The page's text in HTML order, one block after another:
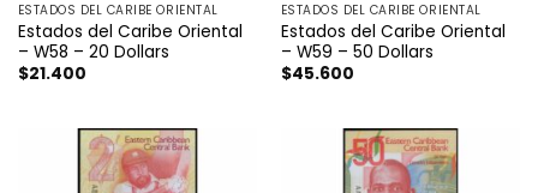
ESTADOS DEL CARIBE ORIENTAL
Estados del Caribe Oriental
– W58 – 20 Dollars
$21.400
ESTADOS DEL CARIBE ORIENTAL
Estados del Caribe Oriental
– W59 – 50 Dollars
$45.600